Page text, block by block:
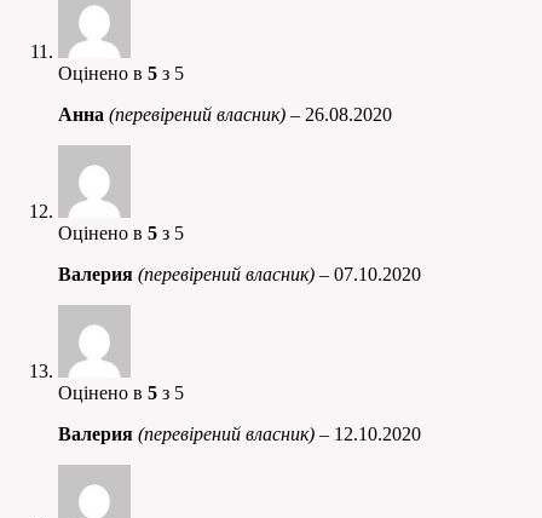
Оцінено в 5 з 5
Анна (перевірений власник) – 26.08.2020
Оцінено в 5 з 5
Валерия (перевірений власник) – 07.10.2020
Оцінено в 5 з 5
Валерия (перевірений власник) – 12.10.2020